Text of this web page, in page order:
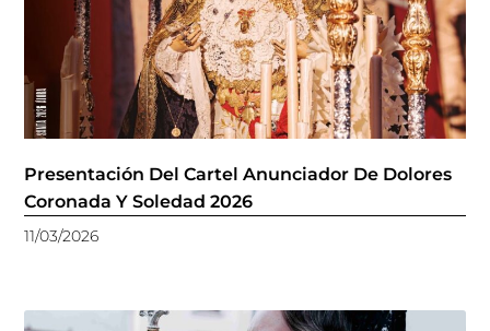
Presentación Del Cartel Anunciador De Dolores
Coronada Y Soledad 2026
11/03/2026